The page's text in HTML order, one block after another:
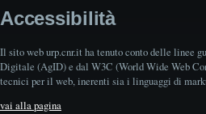
Accessibilità
Il sito web urp.cnr.it ha tenuto conto delle linee
Digitale (AgID) e dal W3C (World Wide Web
tecnici per il web, inerenti sia i linguaggi di
vai alla pagina